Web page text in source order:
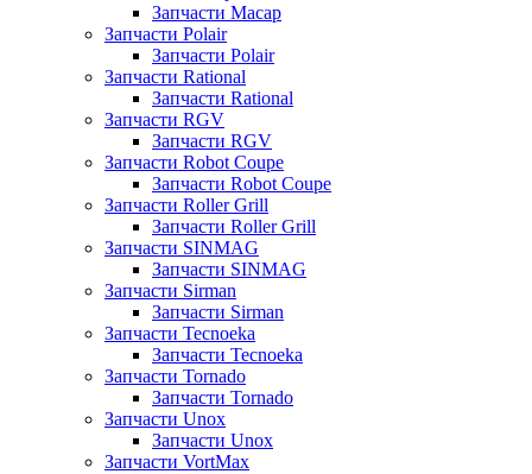
Запчасти Macap
Запчасти Polair
Запчасти Polair
Запчасти Rational
Запчасти Rational
Запчасти RGV
Запчасти RGV
Запчасти Robot Coupe
Запчасти Robot Coupe
Запчасти Roller Grill
Запчасти Roller Grill
Запчасти SINMAG
Запчасти SINMAG
Запчасти Sirman
Запчасти Sirman
Запчасти Tecnoeka
Запчасти Tecnoeka
Запчасти Tornado
Запчасти Tornado
Запчасти Unox
Запчасти Unox
Запчасти VortMax